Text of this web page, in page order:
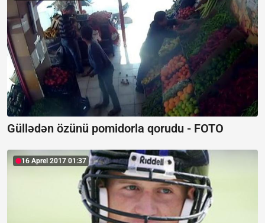
Güllədən özünü pomidorla qorudu - FOTO
16 Aprel 2017 01:37